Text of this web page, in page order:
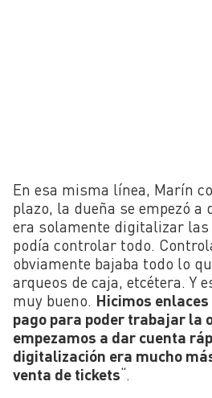
En esa misma línea, Marín
plazo, la dueña se empezó a
era solamente digitalizar las
podía controlar todo.
obviamente bajaba todo lo
arqueos de caja, etcétera. Y
muy bueno. Hicimos
pago para poder trabajar la
empezamos a dar cuenta
digitalización era mucho
venta de tickets“.